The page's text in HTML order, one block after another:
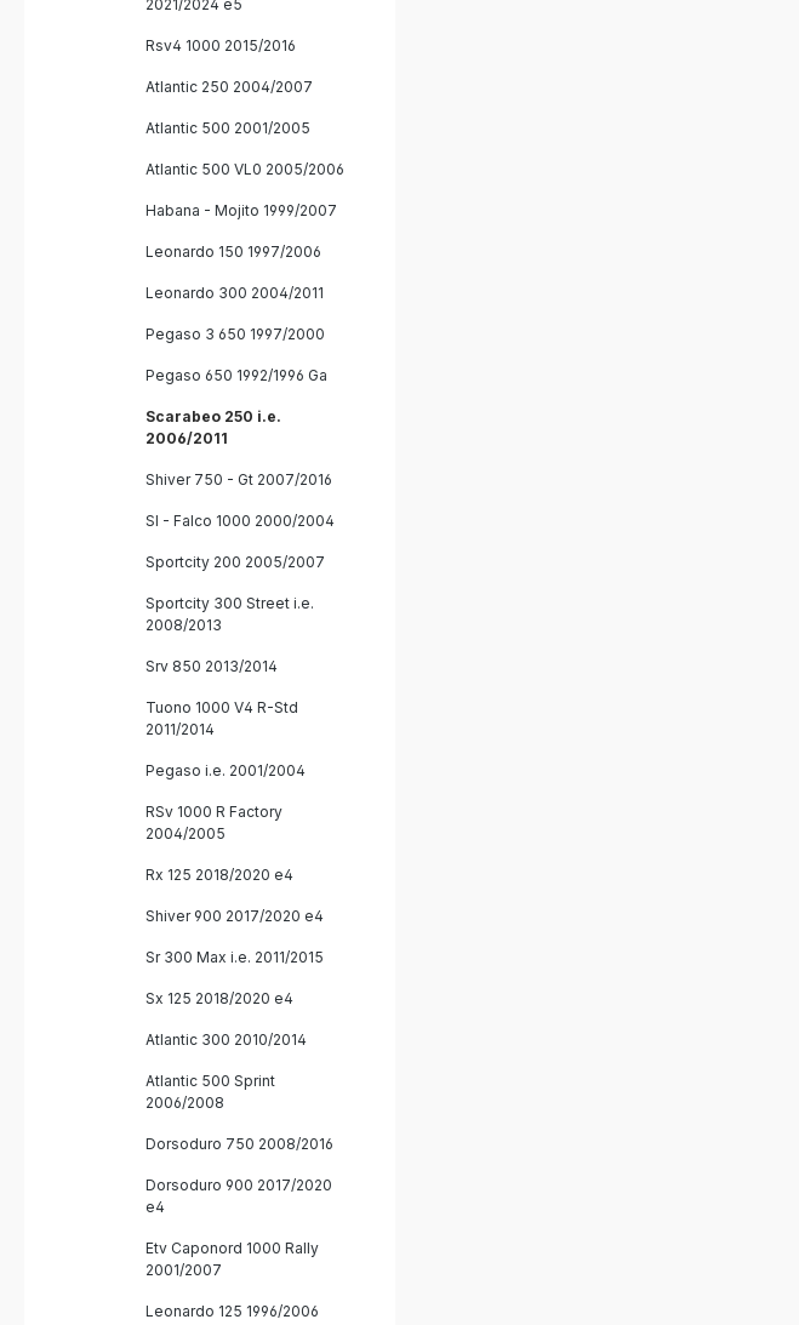
2021/2024 e5
Rsv4 1000 2015/2016
Atlantic 250 2004/2007
Atlantic 500 2001/2005
Atlantic 500 VL0 2005/2006
Habana - Mojito 1999/2007
Leonardo 150 1997/2006
Leonardo 300 2004/2011
Pegaso 3 650 1997/2000
Pegaso 650 1992/1996 Ga
Scarabeo 250 i.e.
2006/2011
Shiver 750 - Gt 2007/2016
Sl - Falco 1000 2000/2004
Sportcity 200 2005/2007
Sportcity 300 Street i.e.
2008/2013
Srv 850 2013/2014
Tuono 1000 V4 R-Std
2011/2014
Pegaso i.e. 2001/2004
RSv 1000 R Factory
2004/2005
Rx 125 2018/2020 e4
Shiver 900 2017/2020 e4
Sr 300 Max i.e. 2011/2015
Sx 125 2018/2020 e4
Atlantic 300 2010/2014
Atlantic 500 Sprint
2006/2008
Dorsoduro 750 2008/2016
Dorsoduro 900 2017/2020
e4
Etv Caponord 1000 Rally
2001/2007
Leonardo 125 1996/2006